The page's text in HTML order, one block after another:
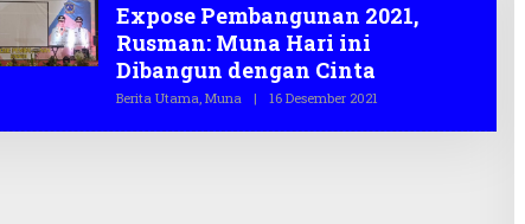
Expose Pembangunan 2021,
Rusman: Muna Hari ini
Dibangun dengan Cinta
Berita Utama, Muna | 16 Desember 2021
E